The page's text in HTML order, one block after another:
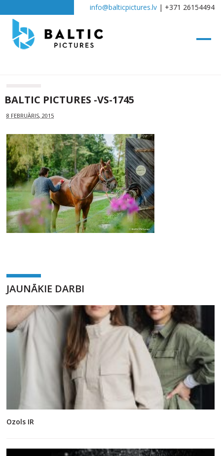
info@balticpictures.lv| +371 26154494
BALTIC PICTURES -VS-1745
8 FEBRUĀRIS, 2015
JAUNĀKIE DARBI
Ozols IR